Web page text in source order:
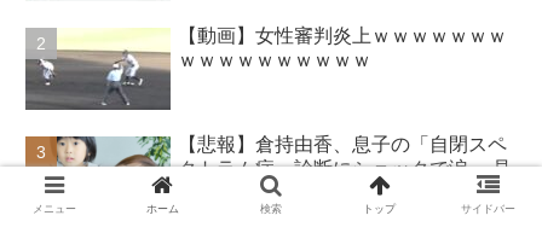
【動画】女性審判炎上ｗｗｗｗｗｗｗ
ｗｗｗｗｗｗｗｗｗｗ
【悲報】倉持由香、息子の「自閉スペ
クトラム症」診断にショックで涙… 見
逃していた乳幼児期のサインとは？
メニュー ホーム 検索 トップ サイドバー